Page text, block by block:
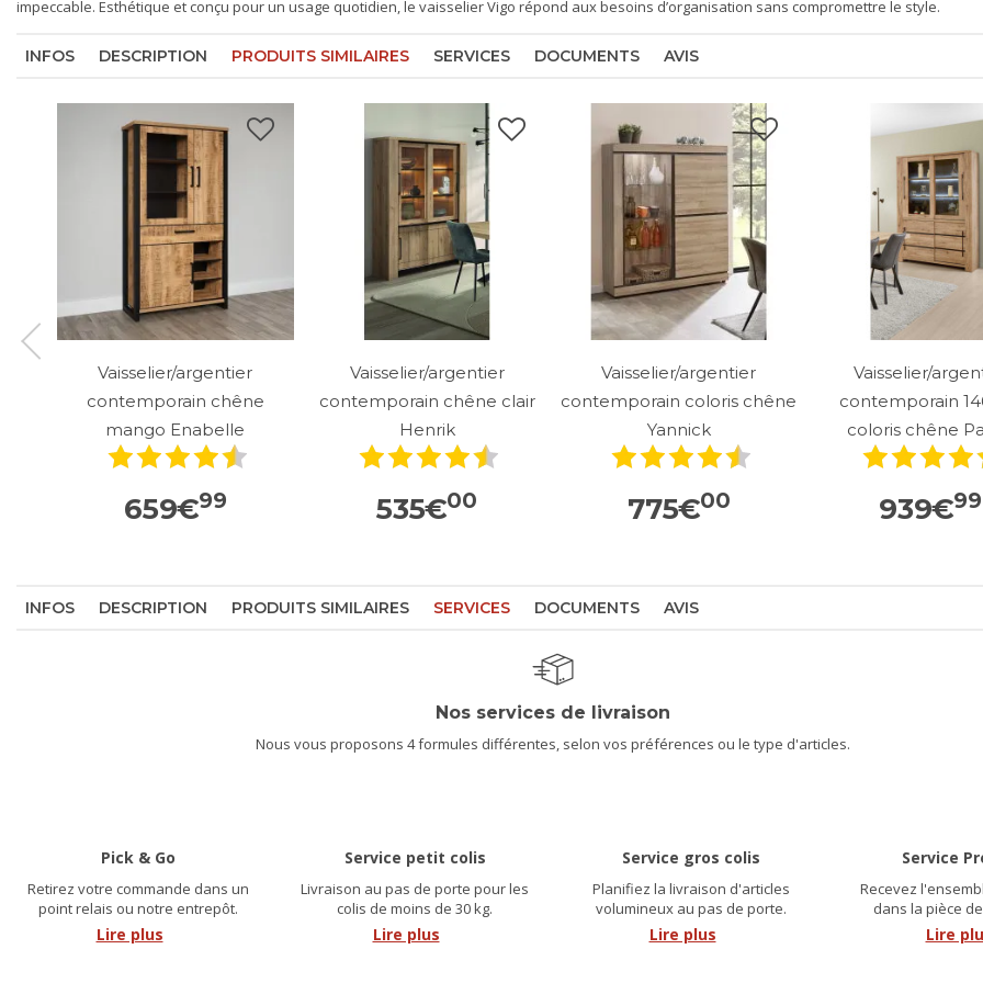
impeccable. Esthétique et conçu pour un usage quotidien, le vaisselier Vigo répond aux besoins d’organisation sans compromettre le style.
INFOS DESCRIPTION PRODUITS SIMILAIRES SERVICES DOCUMENTS AVIS
Vaisselier/argentier
contemporain chêne
mango Enabelle
659€99
Vaisselier/argentier
contemporain chêne clair
Henrik
535€00
Vaisselier/argentier
contemporain coloris chêne
Yannick
775€00
Vaisselier/
contemporain
coloris chêne
939€99
INFOS DESCRIPTION PRODUITS SIMILAIRES SERVICES DOCUMENTS AVIS
Nos services de livraison
Nous vous proposons 4 formules différentes, selon vos préférences ou le type d'articles.
Pick & Go
Retirez votre commande dans un
point relais ou notre entrepôt.
Lire plus
Service petit colis
Livraison au pas de porte pour les
colis de moins de 30 kg.
Lire plus
Service gros colis
Planifiez la livraison d'articles
volumineux au pas de porte.
Lire plus
Service
Recevez
dans la pièce
Lire